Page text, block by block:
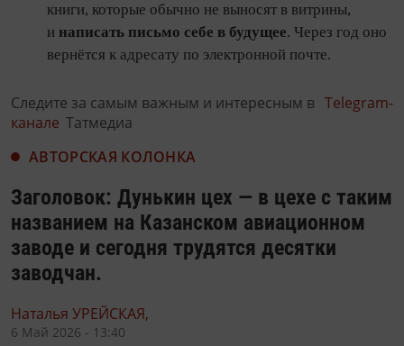
книги, которые обычно не выносят в витрины,
и написать письмо себе в будущее. Через год оно
вернётся к адресату по электронной почте.
Следите за самым важным и интересным в Telegram-
канале Татмедиа
АВТОРСКАЯ КОЛОНКА
Заголовок: Дунькин цех — в цехе с таким
названием на Казанском авиационном
заводе и сегодня трудятся десятки
заводчан.
Наталья УРЕЙСКАЯ,
6 Май 2026 - 13:40